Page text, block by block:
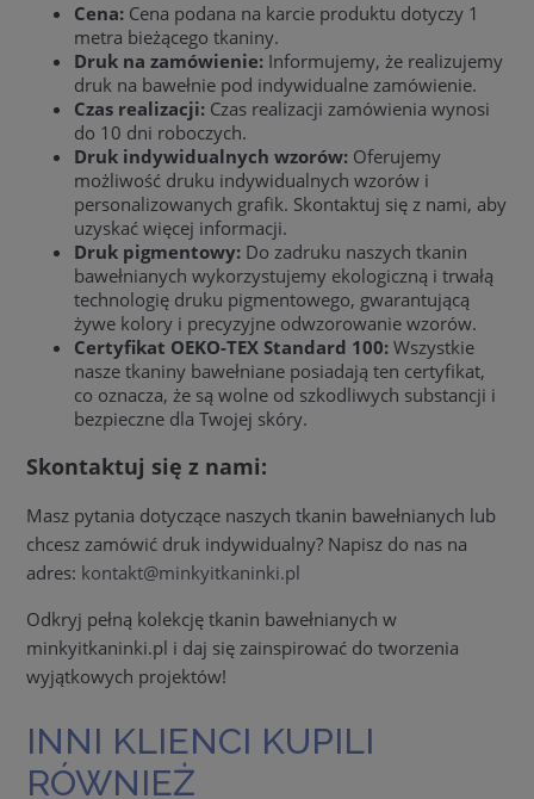
Cena: Cena podana na karcie produktu dotyczy 1
metra bieżącego tkaniny.
Druk na zamówienie: Informujemy, że realizujemy
druk na bawełnie pod indywidualne zamówienie.
Czas realizacji: Czas realizacji zamówienia wynosi
do 10 dni roboczych.
Druk indywidualnych wzorów: Oferujemy
możliwość druku indywidualnych wzorów i
personalizowanych grafik. Skontaktuj się z nami, aby
uzyskać więcej informacji.
Druk pigmentowy: Do zadruku naszych tkanin
bawełnianych wykorzystujemy ekologiczną i trwałą
technologię druku pigmentowego, gwarantującą
żywe kolory i precyzyjne odwzorowanie wzorów.
Certyfikat OEKO-TEX Standard 100: Wszystkie
nasze tkaniny bawełniane posiadają ten certyfikat,
co oznacza, że są wolne od szkodliwych substancji i
bezpieczne dla Twojej skóry.
Skontaktuj się z nami:
Masz pytania dotyczące naszych tkanin bawełnianych lub
chcesz zamówić druk indywidualny? Napisz do nas na
adres: kontakt@minkyitkaninki.pl
Odkryj pełną kolekcję tkanin bawełnianych w
minkyitkaninki.pl i daj się zainspirować do tworzenia
wyjątkowych projektów!
INNI KLIENCI KUPILI
RÓWNIEŻ